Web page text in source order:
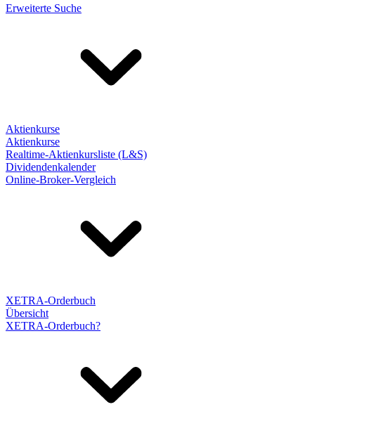
Erweiterte Suche
Aktienkurse
Aktienkurse
Realtime-Aktienkursliste (L&S)
Dividendenkalender
Online-Broker-Vergleich
XETRA-Orderbuch
Übersicht
XETRA-Orderbuch?